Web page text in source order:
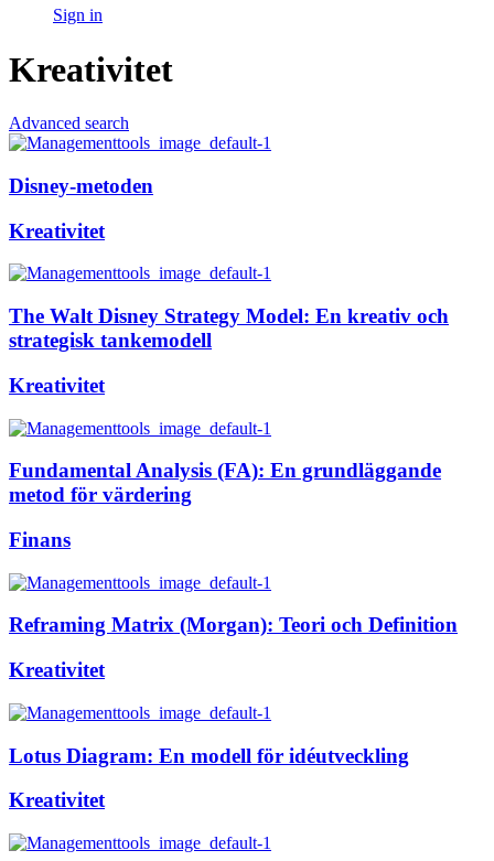
Sign in
Kreativitet
Advanced search
Disney-metoden
Kreativitet
The Walt Disney Strategy Model: En kreativ och
strategisk tankemodell
Kreativitet
Fundamental Analysis (FA): En grundläggande
metod för värdering
Finans
Reframing Matrix (Morgan): Teori och Definition
Kreativitet
Lotus Diagram: En modell för idéutveckling
Kreativitet